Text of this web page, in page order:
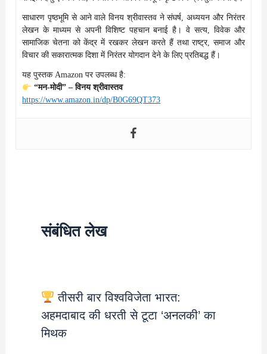
साधारण पृष्ठभूमि से आने वाले विनय श्रीवास्तव ने संघर्ष, अध्ययन और निरंतर
लेखन के माध्यम से अपनी विशिष्ट पहचान बनाई है। वे सत्य, विवेक और
सामाजिक चेतना को केंद्र में रखकर लेखन करते हैं तथा राष्ट्र, समाज और
विचार की सकारात्मक दिशा में निरंतर योगदान देने के लिए प्रतिबद्ध हैं।
यह पुस्तक Amazon पर उपलब्ध है:
“मन-मोदी” – विनय श्रीवास्तव
https://www.amazon.in/dp/B0G69QT373
संबंधित लेख
तीसरी बार विश्वविजेता भारत:
अहमदाबाद की धरती से टूटा ‘अनलकी’ का
मिथक